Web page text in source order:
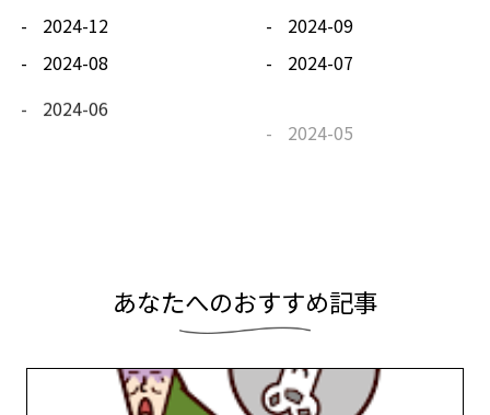
2024-12
2024-09
2024-08
2024-07
2024-06
2024-03
あなたへのおすすめ記事